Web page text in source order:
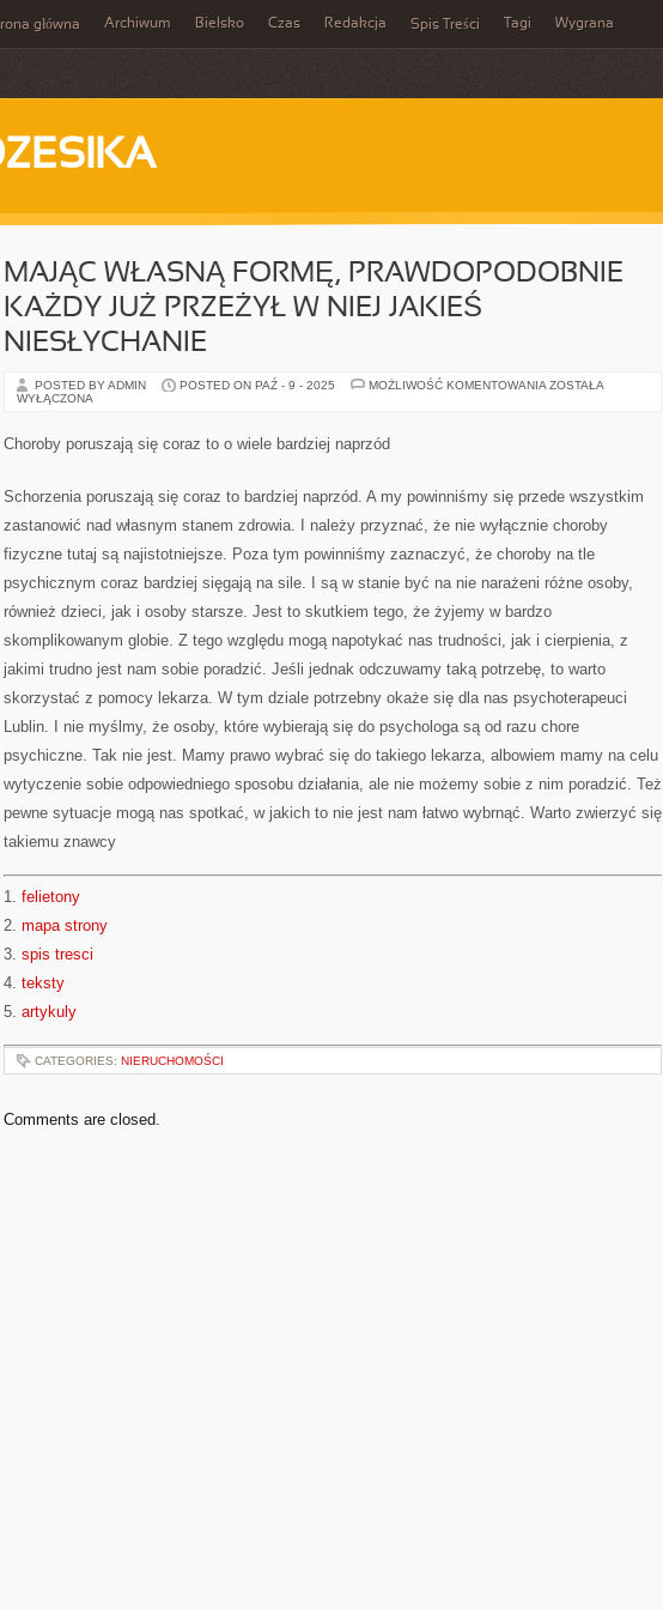
główna Archiwum Bielsko Czas Redakcja Spis Treści Tagi Wygrana
MAJĄC WŁASNĄ FORMĘ, PRAWDOPODOBNIE
KAŻDY JUŻ PRZEŻYŁ W NIEJ JAKIEŚ
NIESŁYCHANIE
POSTED BY ADMIN POSTED ON PAŹ - 9 - 2025 MOŻLIWOŚĆ KOMENTOWANIA MAJĄC
NIEJ
JAKIEŚ
ZOSTAŁA
WYŁĄCZONA
Choroby poruszają się coraz to o wiele bardziej naprzód
Schorzenia poruszają się coraz to bardziej naprzód. A my powinniśmy się przede wszystkim
zastanowić nad własnym stanem zdrowia. I należy przyznać, że nie wyłącznie choroby
fizyczne tutaj są najistotniejsze. Poza tym powinniśmy zaznaczyć, że choroby na tle
psychicznym coraz bardziej sięgają na sile. I są w stanie być na nie narażeni różne osoby,
również dzieci, jak i osoby starsze. Jest to skutkiem tego, że żyjemy w bardzo
skomplikowanym globie. Z tego względu mogą napotykać nas trudności, jak i cierpienia, z
jakimi trudno jest nam sobie poradzić. Jeśli jednak odczuwamy taką potrzebę, to warto
skorzystać z pomocy lekarza. W tym dziale potrzebny okaże się dla nas psychoterapeuci
Lublin. I nie myślmy, że osoby, które wybierają się do psychologa są od razu chore
psychiczne. Tak nie jest. Mamy prawo wybrać się do takiego lekarza, albowiem mamy na celu
wytyczenie sobie odpowiedniego sposobu działania, ale nie możemy sobie z nim poradzić. Też
pewne sytuacje mogą nas spotkać, w jakich to nie jest nam łatwo wybrnąć. Warto zwierzyć się
takiemu znawcy
1. felietony
2. mapa strony
3. spis tresci
4. teksty
5. artykuly
CATEGORIES: NIERUCHOMOŚCI
Comments are closed.